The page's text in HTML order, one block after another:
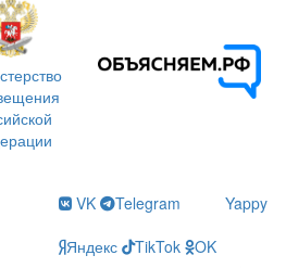
VK Telegram
Yappy
Яндекс
TikTok
OK